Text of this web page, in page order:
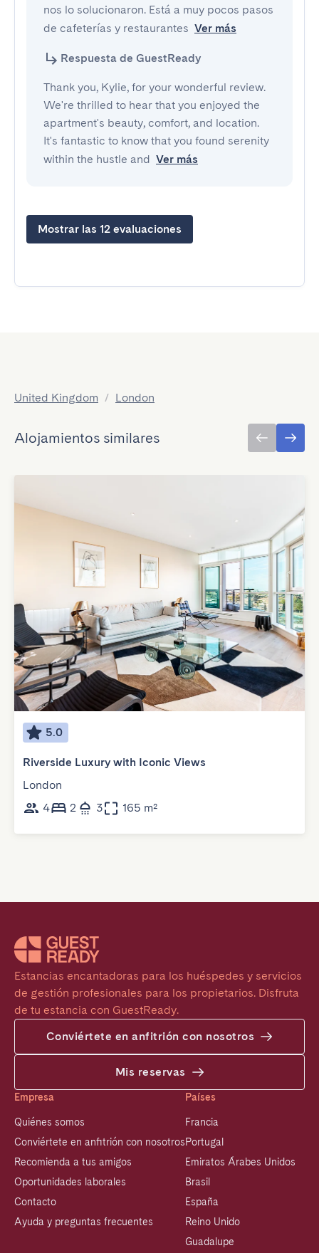
nos lo solucionaron. Está a muy pocos pasos
de cafeterías y restaurantes Ver más
Respuesta de GuestReady
Thank you, Kylie, for your wonderful review.
We're thrilled to hear that you enjoyed the
apartment's beauty, comfort, and location.
It's fantastic to know that you found serenity
within the hustle and Ver más
Mostrar las 12 evaluaciones
United Kingdom / London
Alojamientos similares
5.0
Riverside Luxury with Iconic Views
London
4
2 3 165 m²
Estancias encantadoras para los huéspedes y servicios
de gestión profesionales para los propietarios. Disfruta
de tu estancia con GuestReady.
Conviértete en anfitrión con nosotros
Mis reservas
Empresa
Quiénes somos
Conviértete en anfitrión con nosotros
Recomienda a tus amigos
Oportunidades laborales
Contacto
Ayuda y preguntas frecuentes
Países
Francia
Portugal
Emiratos Árabes Unidos
Brasil
España
Reino Unido
Guadalupe